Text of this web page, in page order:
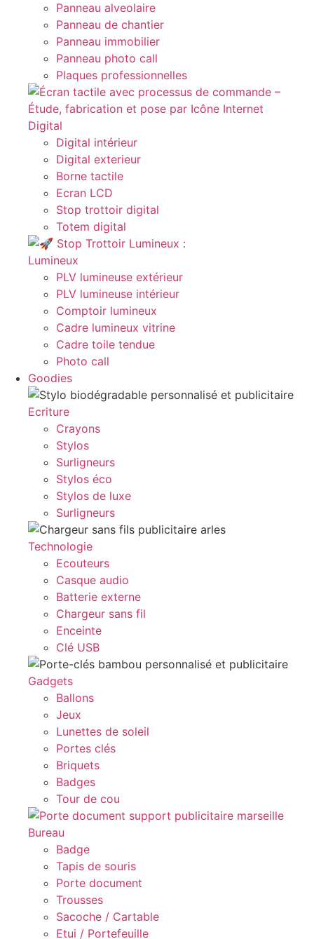
Panneau alveolaire
Panneau de chantier
Panneau immobilier
Panneau photo call
Plaques professionnelles
Digital
Digital intérieur
Digital exterieur
Borne tactile
Ecran LCD
Stop trottoir digital
Totem digital
Lumineux
PLV lumineuse extérieur
PLV lumineuse intérieur
Comptoir lumineux
Cadre lumineux vitrine
Cadre toile tendue
Photo call
Goodies
Ecriture
Crayons
Stylos
Surligneurs
Stylos éco
Stylos de luxe
Surligneurs
Technologie
Ecouteurs
Casque audio
Batterie externe
Chargeur sans fil
Enceinte
Clé USB
Gadgets
Ballons
Jeux
Lunettes de soleil
Portes clés
Briquets
Badges
Tour de cou
Bureau
Badge
Tapis de souris
Porte document
Trousses
Sacoche / Cartable
Etui / Portefeuille